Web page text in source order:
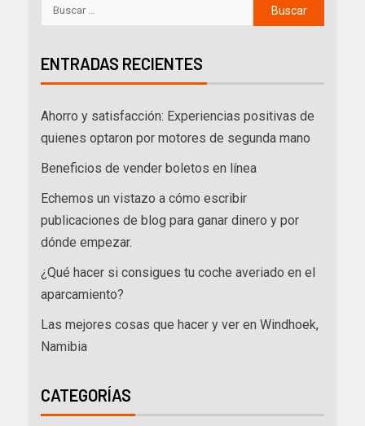
ENTRADAS RECIENTES
Ahorro y satisfacción: Experiencias positivas de
quienes optaron por motores de segunda mano
Beneficios de vender boletos en línea
Echemos un vistazo a cómo escribir
publicaciones de blog para ganar dinero y por
dónde empezar.
¿Qué hacer si consigues tu coche averiado en el
aparcamiento?
Las mejores cosas que hacer y ver en Windhoek,
Namibia
CATEGORÍAS